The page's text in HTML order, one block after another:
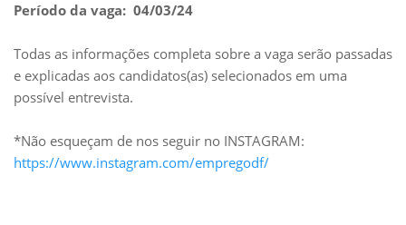
Período da vaga: 04/03/24
Todas as informações completa sobre a vaga serão passadas
e explicadas aos candidatos(as) selecionados em uma
possível entrevista.
*Não esqueçam de nos seguir no INSTAGRAM:
https://www.instagram.com/empregodf/